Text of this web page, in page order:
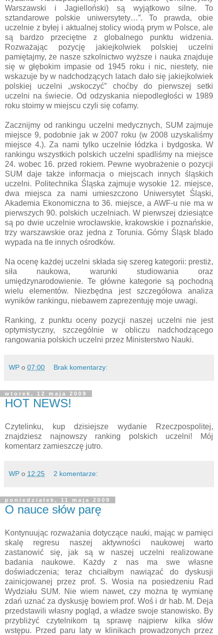
Warszawski i Jagielloński) są wyjątkowo silne. To
sztandarowe polskie uniwersytety…”. To prawda, obie
uczelnie z byłej i aktualnej stolicy wiodą prym w Polsce, ale
są bardzo przeciętne z globalnego punktu widzenia.
Rozważając pozycję jakiejkolwiek polskiej uczelni
pamiętajmy, że nasze szkolnictwo wyższe i nauka znajduje
się w głębokim impasie od 1945 roku i nic, niestety, nie
wskazuje by w nadchodzących latach dało się jakiejkolwiek
polskiej uczelni „wskoczyć” choćby do pierwszej setki
uczelni na świecie. Od odzyskania niepodległości w 1989
roku stoimy w miejscu czyli się cofamy.
Zacznijmy od rankingu uczelni medycznych, SUM zajmuje
miejsce 9, podobnie jak w 2007 roku (w 2008 uzyskaliśmy
miejsce 4.). Za nami tylko uczelnie łódzka i bydgoska. W
rankingu wszystkich polskich uczelni spadliśmy na miejsce
24. wobec 16. przed rokiem. Pewne wyobrażenie o pozycji
SUM daje także informacja o miejscach innych śląskich
uczelni. Politechnika Śląska zajmuje wysokie 12. miejsce,
dwa miejsca za nami umieszczono Uniwersytet Śląski,
Akademia Ekonomiczna to 36. miejsce, a AWF-u nie ma w
pierwszych 90. polskich uczelniach. W pierwszej dziesiątce
są po dwie uczelnie wrocławskie, krakowskie i poznańskie,
trzy warszawskie oraz jedna z Torunia. Górny Śląsk blado
wypada na tle innych ośrodków.
Na ocenę każdej uczelni składa się szereg kategorii: prestiż,
siła naukowa, warunki studiowania oraz
umiędzynarodowienie. Te główne kategorie są pochodną
wielu elementów. Niezbędna jest szczegółowa analiza
wyników rankingu, niebawem zaprezentuję moje uwagi.
Ranking, z punktu oceny pozycji naszej uczelni nie jest
optymistyczny, szczególnie w obliczu nadchodzącego
rangowania polskich uczelni przez Ministerstwo Nauki.
WP o 07:00 Brak komentarzy:
wtorek, 12 maja 2009
HOT NEWS!
Czytelinku, kup dzisiejsze wydanie Rzeczpospolitej,
znajdziesz najnowszy ranking polskich uczelni! Mój
komentarz zamieszczę jutro.
WP o 12:25 2 komentarze:
poniedziałek, 11 maja 2009
O nauce słów parę
Kontynuując rozważania dotyczące nauki, mając w pamięci
skalę regresu naszej aktywności naukowej warto
zastanowić się, jak są w naszej uczelni realizowane
badania naukowe. Każdy z nas ma swe własne
doświadczenia; teraz chciałbym nawiązać do dyskusji
zainicjowanej przez prof. S. Wosia na posiedzeniu Rad
Wydziału SUM. Nie wiem nawet, czy można tę wymianę
zdań uznać za dyskusję bowiem prof. Woś i dr hab. M. Deja
przedstawili własny pogląd, a władze swoje stanowisko. By
przybliżyć czytelnikom tą sprawę najpierw kilka słów
wstępu. Przed paru laty w klinikach prowadzonych przez